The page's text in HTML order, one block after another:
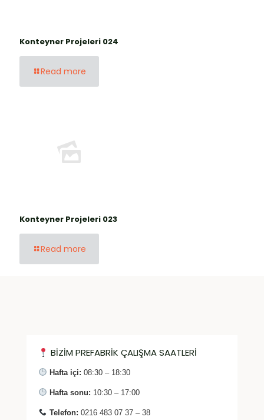
Konteyner Projeleri 024
Read more
Konteyner Projeleri 023
Read more
BİZİM PREFABRİK ÇALIŞMA SAATLERİ
Hafta içi: 08:30 – 18:30
Hafta sonu: 10:30 – 17:00
Telefon: 0216 483 07 37 – 38